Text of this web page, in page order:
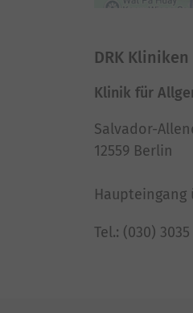
DRK
Klinik für
Salvador-
12559 Berlin
Haupteingang
Tel.: (030) 3035